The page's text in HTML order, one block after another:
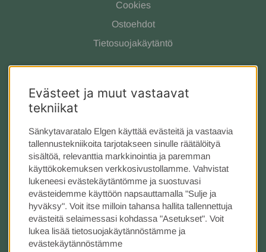
Cookies
Ostoehdot
Tietosuojakäytäntö
Meistä
Tarjous
Kauppa Tukholmassa
Seuraa meitä
Instagram
Evästeet ja muut vastaavat
tekniikat
Sänkytavaratalo Elgen käyttää evästeitä ja vastaavia
tallennustekniikoita tarjotakseen sinulle räätälöityä
sisältöä, relevanttia markkinointia ja paremman
käyttökokemuksen verkkosivustollamme. Vahvistat
lukeneesi evästekäytäntömme ja suostuvasi
evästeidemme käyttöön napsauttamalla "Sulje ja
hyväksy". Voit itse milloin tahansa hallita tallennettuja
evästeitä selaimessasi kohdassa "Asetukset". Voit
lukea lisää tietosuojakäytännöstämme ja
evästekäytännöstämme